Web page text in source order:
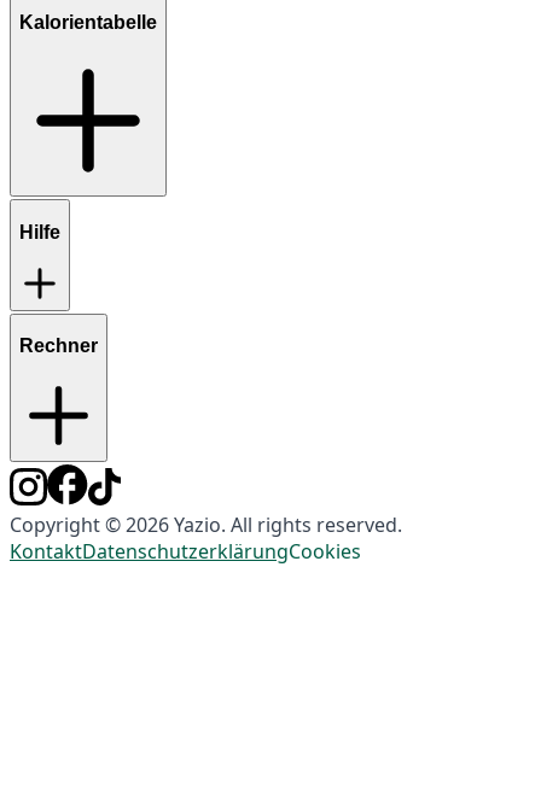
Kalorientabelle
Hilfe
Rechner
Copyright © 2026 Yazio. All rights reserved.
KontaktDatenschutzerklärungCookies